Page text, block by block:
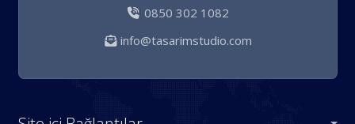
0850 302 1082
info@tasarimstudio.com